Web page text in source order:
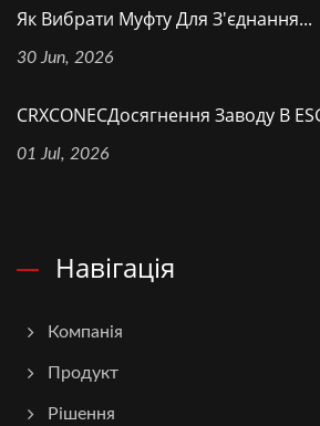
Як Вибрати Муфту Для З'єднання...
30 Jun, 2026
CRXCONECДосягнення Заводу В
01 Jul, 2026
Навігація
Компанія
Продукт
Рішення